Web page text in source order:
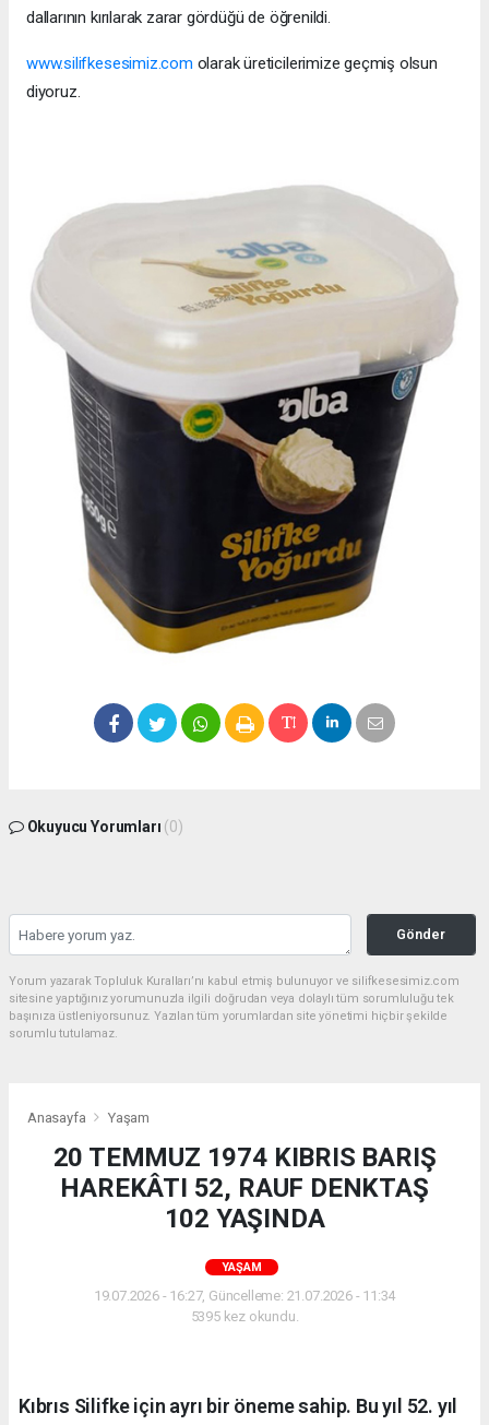
dallarının kırılarak zarar gördüğü de öğrenildi.
www.silifkesesimiz.com olarak üreticilerimize geçmiş olsun
diyoruz.
Okuyucu Yorumları (0)
Gönder
Yorum yazarak Topluluk Kuralları’nı kabul etmiş bulunuyor ve silifkesesimiz.com
sitesine yaptığınız yorumunuzla ilgili doğrudan veya dolaylı tüm sorumluluğu tek
başınıza üstleniyorsunuz. Yazılan tüm yorumlardan site yönetimi hiçbir şekilde
sorumlu tutulamaz.
Anasayfa Yaşam
20 TEMMUZ 1974 KIBRIS BARIŞ
HAREKÂTI 52, RAUF DENKTAŞ
102 YAŞINDA
YAŞAM
19.07.2026 - 16:27, Güncelleme: 21.07.2026 - 11:34
5395 kez okundu.
Kıbrıs Silifke için ayrı bir öneme sahip. Bu yıl 52. yıl